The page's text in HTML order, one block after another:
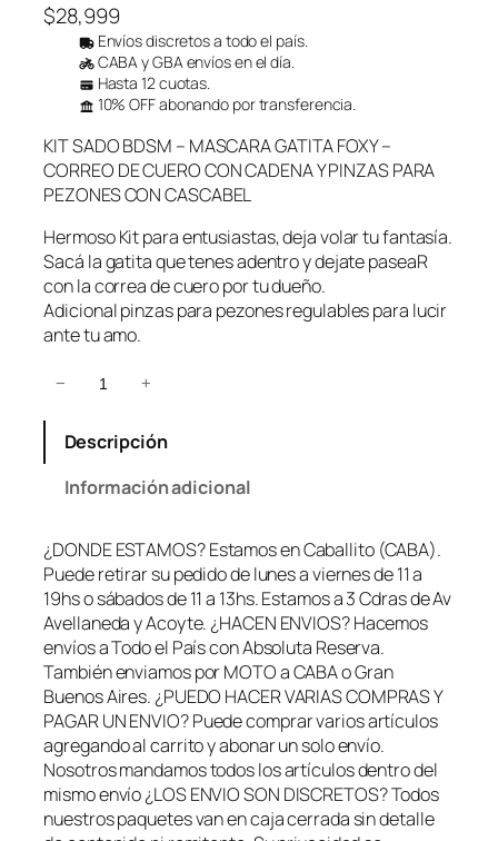
$28,999
Envíos discretos a todo el país.
CABA y GBA envíos en el día.
Hasta 12 cuotas.
10% OFF abonando por transferencia.
KIT SADO BDSM – MASCARA GATITA FOXY –
CORREO DE CUERO CON CADENA Y PINZAS PARA
PEZONES CON CASCABEL
Hermoso Kit para entusiastas, deja volar tu fantasía.
Sacá la gatita que tenes adentro y dejate paseaR
con la correa de cuero por tu dueño.
Adicional pinzas para pezones regulables para lucir
ante tu amo.
S
B
o
n
d
a
g
e
+
M
a
s
c
− +
Descripción
Información adicional
¿DONDE ESTAMOS? Estamos en Caballito (CABA).
Puede retirar su pedido de lunes a viernes de 11 a
19hs o sábados de 11 a 13hs. Estamos a 3 Cdras de Av
Avellaneda y Acoyte. ¿HACEN ENVIOS? Hacemos
envíos a Todo el País con Absoluta Reserva.
También enviamos por MOTO a CABA o Gran
Buenos Aires. ¿PUEDO HACER VARIAS COMPRAS Y
PAGAR UN ENVIO? Puede comprar varios artículos
agregando al carrito y abonar un solo envío.
Nosotros mandamos todos los artículos dentro del
mismo envío ¿LOS ENVIO SON DISCRETOS? Todos
nuestros paquetes van en caja cerrada sin detalle